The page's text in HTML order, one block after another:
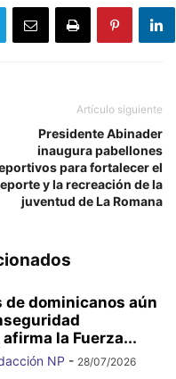
Artículo siguiente
Presidente Abinader
inaugura pabellones
para fortalecer el
y la recreación de la
juventud de La Romana
de dominicanos aún
la Fuerza...
NP - 28/07/2026